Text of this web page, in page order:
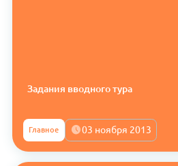
Задания вводного тура
Главное 03 ноября 2013